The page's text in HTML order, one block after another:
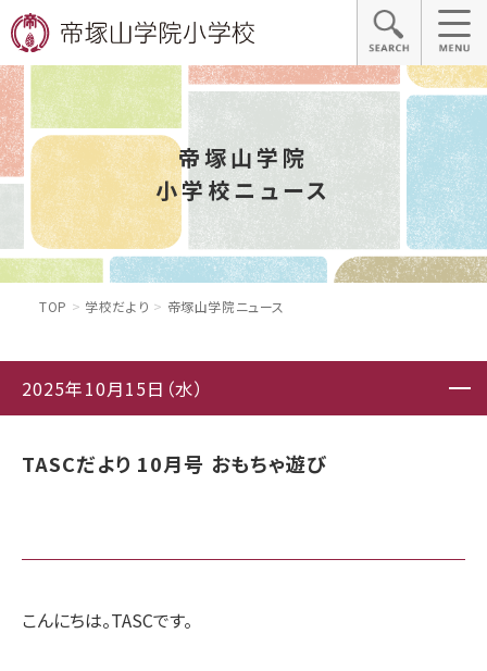
帝塚山学院
小学校ニュース
TOP 学校だより 帝塚山学院ニュース
2025年10月15日（水）
TASCだより 10月号 おもちゃ遊び
こんにちは。TASCです。